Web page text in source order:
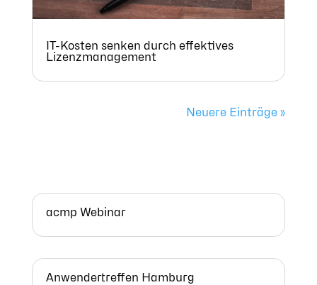
IT-Kosten senken durch effektives
Lizenzmanagement
Neuere Einträge »
acmp Webinar
Anwendertreffen Hamburg